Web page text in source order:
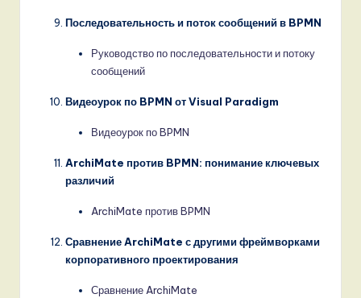
Последовательность и поток сообщений в BPMN
Руководство по последовательности и потоку
сообщений
Видеоурок по BPMN от Visual Paradigm
Видеоурок по BPMN
ArchiMate против BPMN: понимание ключевых
различий
ArchiMate против BPMN
Сравнение ArchiMate с другими фреймворками
корпоративного проектирования
Сравнение ArchiMate